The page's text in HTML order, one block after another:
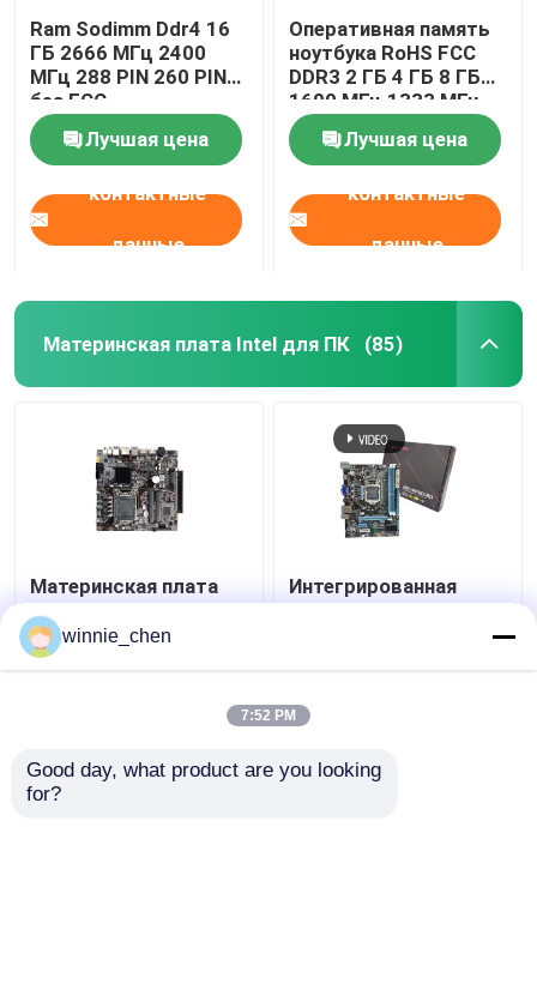
Ram Sodimm Ddr4 16
ГБ 2666 МГц 2400
МГц 288 PIN 260 PIN
без ECC
Лучшая цена
контактные
данные
Оперативная память
ноутбука RoHS FCC
DDR3 2 ГБ 4 ГБ 8 ГБ
1600 МГц 1333 МГц
PC3L-12800
Лучшая цена
контактные
данные
Материнская плата Intel для ПК (85)
Материнская плата
Х310 ПК гнезда ДДР4
Интел ЛГА 1151 для
разыгрыша И7 8700
Интегрированная
материнская плата
H61 Socket 1155 Intel
winnie_chen
7:52 PM
Good day, what product are you looking
for?